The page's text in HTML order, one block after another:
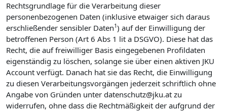
Rechtsgrundlage für die Verarbeitung dieser
personenbezogenen Daten (inklusive etwaiger sich daraus
erschließender sensibler Daten1) auf der Einwilligung der
betroffenen Person (Art 6 Abs 1 lit a DSGVO). Diese hat das
Recht, die auf freiwilliger Basis eingegebenen Profildaten
eigenständig zu löschen, solange sie über einen aktiven JKU
Account verfügt. Danach hat sie das Recht, die Einwilligung
zu diesen Verarbeitungsvorgängen jederzeit schriftlich ohne
Angabe von Gründen unter datenschutz@jku.at zu
widerrufen, ohne dass die Rechtmäßigkeit der aufgrund der